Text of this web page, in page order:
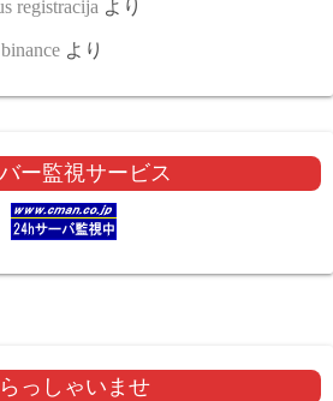
registracija より
より
ー監視サービス
っしゃいませ